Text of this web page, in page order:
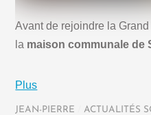
Avant de rejoindre la
la maison communale de
Plus
JEAN-PIERRE ACTUALITÉS